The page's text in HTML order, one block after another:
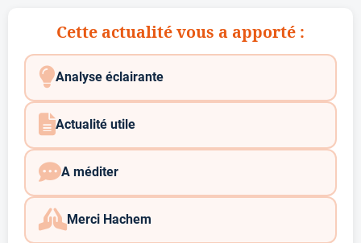
Cette actualité vous a apporté :
Analyse éclairante
Actualité utile
A méditer
Merci Hachem